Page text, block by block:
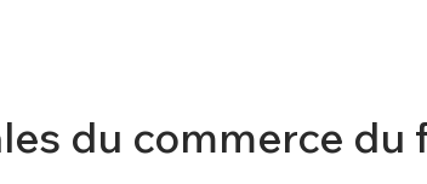
du commerce du